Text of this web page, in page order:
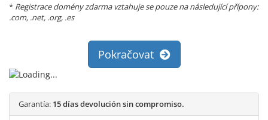
* Registrace domény zdarma vztahuje se pouze na následující přípony:
.com, .net, .org, .es
Pokračovat
Garantía: 15 días devolución sin compromiso.